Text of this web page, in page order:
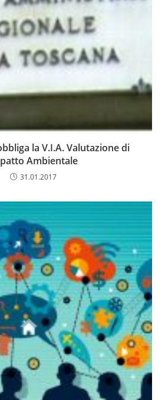
la V.I.A. Valutazione di
Ambientale
31.01.2017